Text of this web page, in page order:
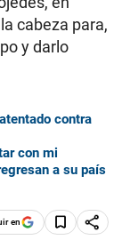
cabeza para,
y darlo
contra
con mi
a su país
en